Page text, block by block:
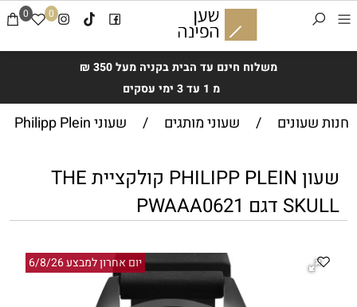
משלוח חינם עד הבית בקניה מעל 350 ₪
מ 1 עד 3 ימי עסקים
0 0
חנות שעונים / שעוני מותגים / שעוני Philipp Plein
שעון PHILIPP PLEIN קולקציית THE
SKULL דגם PWAAA0621
יום אחרון למבצע 6/8/26